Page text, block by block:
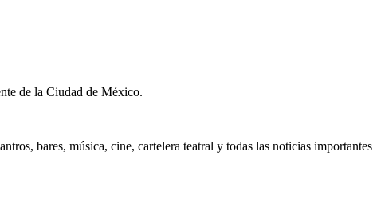
de la Ciudad de México.
bares, música, cine, cartelera teatral y todas las noticias importantes